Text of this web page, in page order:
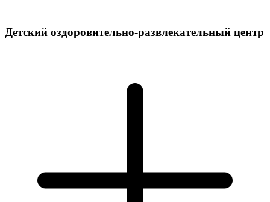
Детский оздоровительно-развлекательный центр